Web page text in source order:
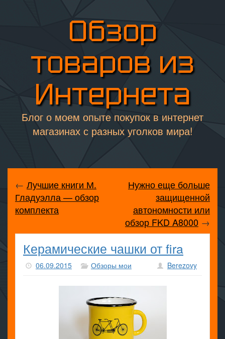
Обзор
товаров из
Интернета
Блог о моем опыте покупок в интернет
магазинах с разных уголков мира!
← Лучшие книги М.
Гладуэлла — обзор
комплекта
Нужно еще больше
защищенной
автономности или
обзор FKD A8000 →
Керамические чашки от fira
06.09.2015 Обзоры мои Berezovy